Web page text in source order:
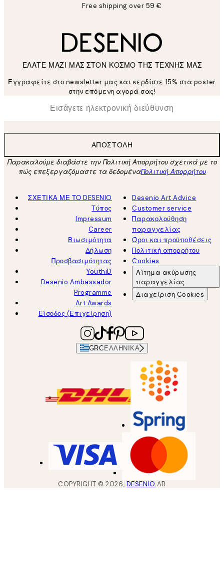
Free shipping over 59 €
ΕΛΑΤΕ ΜΑΖΙ ΜΑΣ ΣΤΟΝ ΚΟΣΜΟ ΤΗΣ ΤΕΧΝΗΣ ΜΑΣ
Εγγραφείτε στο newsletter μας και κερδίστε 15% στα poster
στην επόμενη αγορά σας!
Ηλεκτρονική Διεύθυνση
ΑΠΟΣΤΟΛΉ
Παρακαλούμε διαβάστε την Πολιτική Απορρήτου σχετικά με το
πώς επεξεργαζόμαστε τα δεδομέναΠολιτική Απορρήτου
ΣΧΕΤΙΚΑ ΜΕ ΤΟ DESENIO
Τύπος
Impressum
Career
Βιωσιμότητα
Δήλωση
Προσβασιμότητας
YouthiD
Desenio Ambassador
Programme
Art Awards
Είσοδος (Επιχείρηση)
Desenio Art Advice
Customer service
Παρακολούθηση
παραγγελίας
Όροι και προϋποθέσεις
Πολιτική απορρήτου
Cookies
Αίτημα ακύρωσης
παραγγελίας
Διαχείριση Cookies
GRC ΕΛΛΗΝΙΚΆ
COPYRIGHT ©2026, DESENIO AB